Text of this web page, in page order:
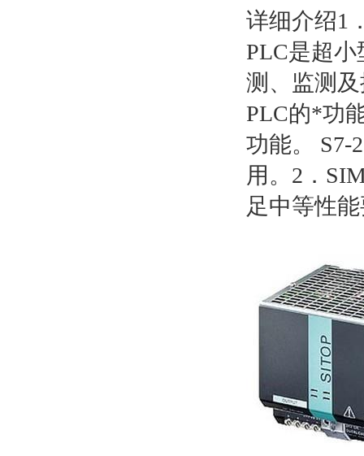
详细介绍1
PLC是超
测、监测
PLC的*功
功能。 S7-
用。2．
足中等性